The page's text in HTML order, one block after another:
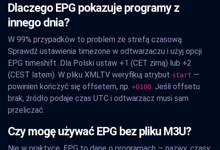
Dlaczego EPG pokazuje programy z
innego dnia?
W 99% przypadków to problem ze strefą czasową.
Sprawdź ustawienia timezone w odtwarzaczu i użyj opcji
EPG timeshift. Dla Polski ustaw +1 (CET zimą) lub +2
(CEST latem). W pliku XMLTV weryfikuj atrybut start —
powinien kończyć się offsetem, np. +0100 . Jeśli offsetu
brak, źródło podaje czas UTC i odtwarzacz musi sam
przeliczać.
Czy mogę używać EPG bez pliku M3U?